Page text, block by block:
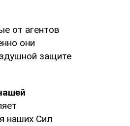
от агентов
они
защите
наших Сил